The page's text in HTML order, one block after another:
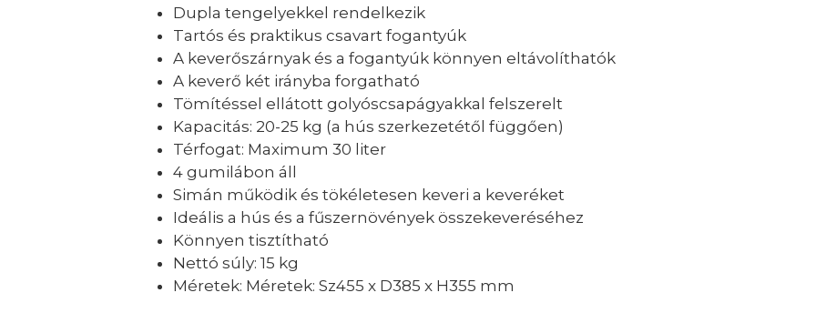
Dupla tengelyekkel rendelkezik
Tartós és praktikus csavart fogantyúk
A keverőszárnyak és a fogantyúk könnyen eltávolíthatók
A keverő két irányba forgatható
Tömítéssel ellátott golyóscsapágyakkal felszerelt
Kapacitás: 20-25 kg (a hús szerkezetétől függően)
Térfogat: Maximum 30 liter
4 gumilábon áll
Simán működik és tökéletesen keveri a keveréket
Ideális a hús és a fűszernövények összekeveréséhez
Könnyen tisztítható
Nettó súly: 15 kg
Méretek: Méretek: Sz455 x D385 x H355 mm